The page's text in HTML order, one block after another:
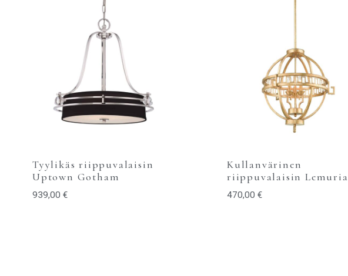
Tyylikäs riippuvalaisin
Uptown Gotham
939,00 €
Kullanvärinen
riippuvalaisin Lemuria
470,00 €